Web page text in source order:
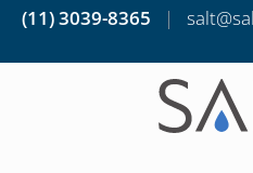
(11) 3039-8365 |